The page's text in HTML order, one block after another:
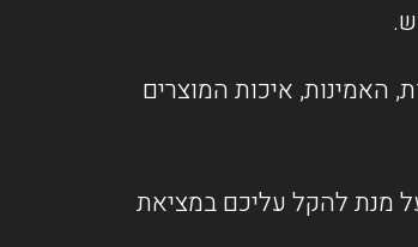
האמינות, איכות המוצרים
מנת להקל עליכם במציאת